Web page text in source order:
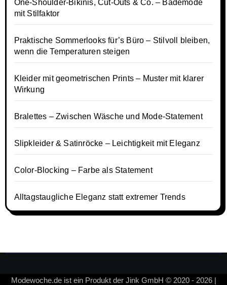
One-Shoulder-Bikinis, Cut-Outs & Co. – Bademode
mit Stilfaktor
Praktische Sommerlooks für’s Büro – Stilvoll bleiben,
wenn die Temperaturen steigen
Kleider mit geometrischen Prints – Muster mit klarer
Wirkung
Bralettes – Zwischen Wäsche und Mode-Statement
Slipkleider & Satinröcke – Leichtigkeit mit Eleganz
Color-Blocking – Farbe als Statement
Alltagstaugliche Eleganz statt extremer Trends
Modewoche.de ist ein Produkt der Jink GmbH © 2020 - 2026 |